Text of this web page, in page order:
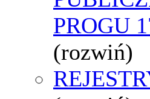
PROGU
(rozwiń)